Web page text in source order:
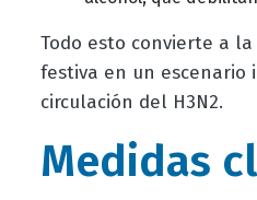
Todo esto convierte a
festiva en un escenario
circulación del H3N2.
Medidas